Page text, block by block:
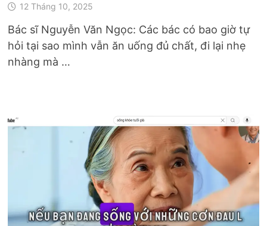
12 Tháng 10, 2025
Bác sĩ Nguyễn Văn Ngọc: Các bác có bao giờ tự
hỏi tại sao mình vẫn ăn uống đủ chất, đi lại nhẹ
nhàng mà …